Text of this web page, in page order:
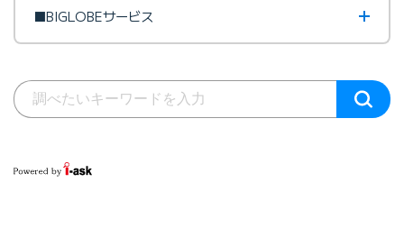
■BIGLOBEサービス